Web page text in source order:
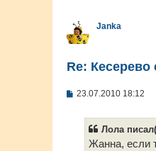
Janka
Re:
С
23.07.2010 18:12
Лола
Жанна, если